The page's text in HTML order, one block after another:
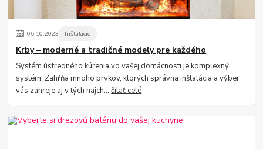
06.10.2023 Inštalácie
Krby – moderné a tradičné modely pre každého
Systém ústredného kúrenia vo vašej domácnosti je komplexný
systém. Zahŕňa mnoho prvkov, ktorých správna inštalácia a výber
vás zahreje aj v tých najch...čítať celé